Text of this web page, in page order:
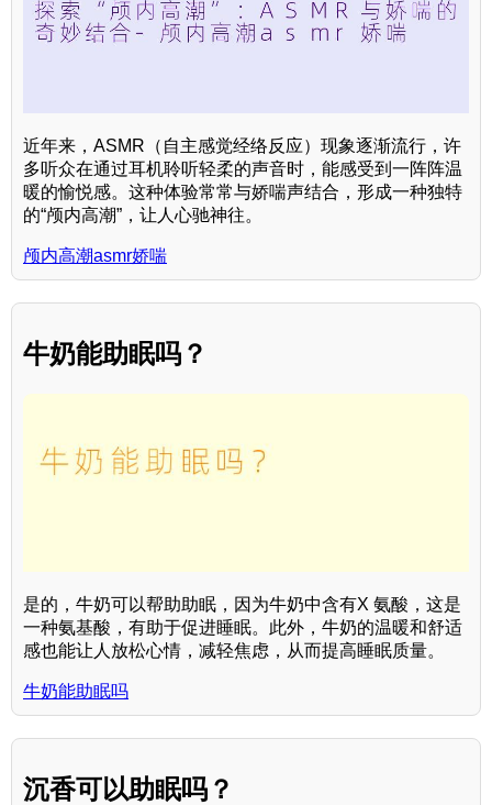
近年来，ASMR（自主感觉经络反应）现象逐渐流行，许
多听众在通过耳机聆听轻柔的声音时，能感受到一阵阵温
暖的愉悦感。这种体验常常与娇喘声结合，形成一种独特
的“颅内高潮”，让人心驰神往。
颅内高潮asmr娇喘
牛奶能助眠吗？
是的，牛奶可以帮助助眠，因为牛奶中含有X 氨酸，这是
一种氨基酸，有助于促进睡眠。此外，牛奶的温暖和舒适
感也能让人放松心情，减轻焦虑，从而提高睡眠质量。
牛奶能助眠吗
沉香可以助眠吗？